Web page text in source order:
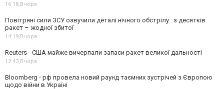
16:18,Вчора
Повітряні сили ЗСУ озвучили деталі нічного обстрілу : з десятків
ракет – жодної збитої
14:19,Вчора
Reuters - США майже вичерпали запаси ракет великої дальності
12:43,Вчора
Bloomberg - рф провела новий раунд таємних зустрічей з Європою
щодо війни в Україні